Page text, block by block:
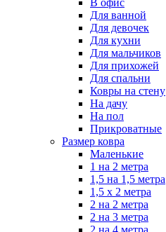
В офис
Для ванной
Для девочек
Для кухни
Для мальчиков
Для прихожей
Для спальни
Ковры на стену
На дачу
На пол
Прикроватные
Размер ковра
Маленькие
1 на 2 метра
1,5 на 1,5 метра
1,5 х 2 метра
2 на 2 метра
2 на 3 метра
2 на 4 метра